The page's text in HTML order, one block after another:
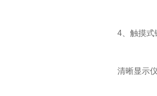
4、触摸式
清晰显示仪